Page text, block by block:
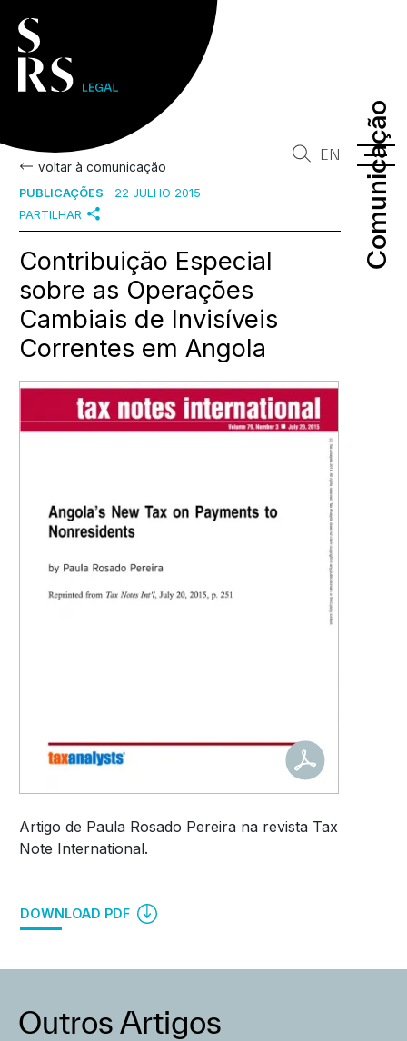
Comunicação
Comunicação
EN
voltar à comunicação
PUBLICAÇÕES
22 JULHO 2015
PARTILHAR
Contribuição Especial
sobre as Operações
Cambiais de Invisíveis
Correntes em Angola
Artigo de Paula Rosado Pereira na revista Tax
Note International.
DOWNLOAD PDF
Outros Artigos